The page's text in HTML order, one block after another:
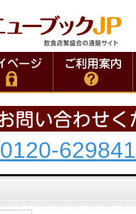
0120-629841